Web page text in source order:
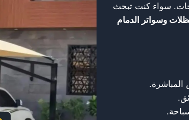
سواء كنت تبحث
وسواتر الدمام